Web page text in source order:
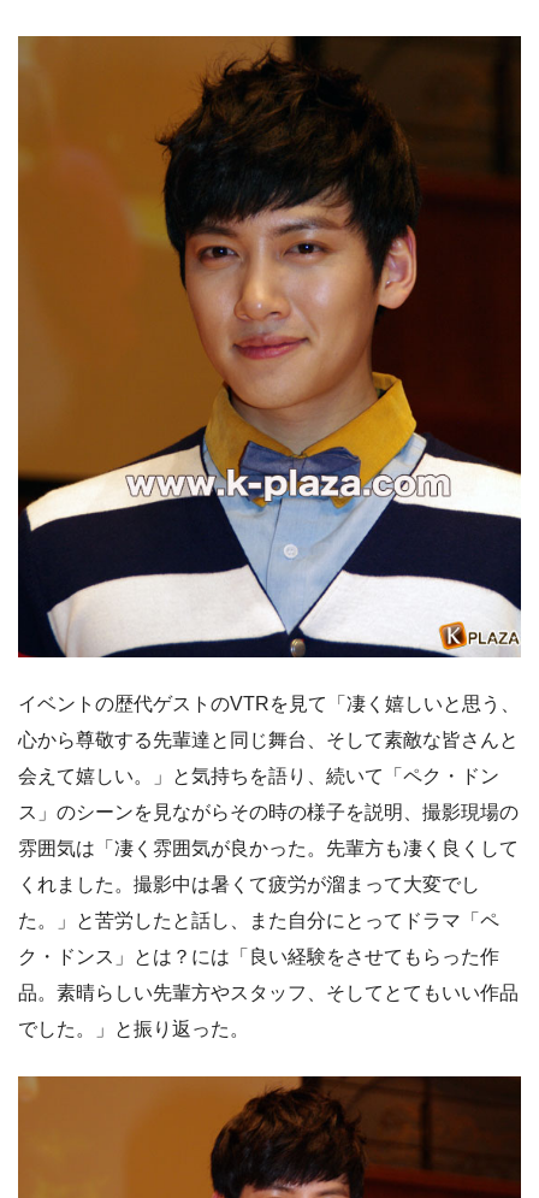
イベントの歴代ゲストのVTRを見て「凄く嬉しいと思う、
心から尊敬する先輩達と同じ舞台、そして素敵な皆さんと
会えて嬉しい。」と気持ちを語り、続いて「ペク・ドン
ス」のシーンを見ながらその時の様子を説明、撮影現場の
雰囲気は「凄く雰囲気が良かった。先輩方も凄く良くして
くれました。撮影中は暑くて疲労が溜まって大変でし
た。」と苦労したと話し、また自分にとってドラマ「ペ
ク・ドンス」とは？には「良い経験をさせてもらった作
品。素晴らしい先輩方やスタッフ、そしてとてもいい作品
でした。」と振り返った。